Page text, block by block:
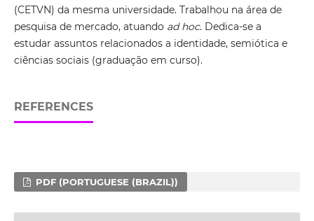
(CETVN) da mesma universidade. Trabalhou na área de
pesquisa de mercado, atuando ad hoc. Dedica-se a
estudar assuntos relacionados a identidade, semiótica e
ciências sociais (graduação em curso).
REFERENCES
PDF (PORTUGUESE (BRAZIL))